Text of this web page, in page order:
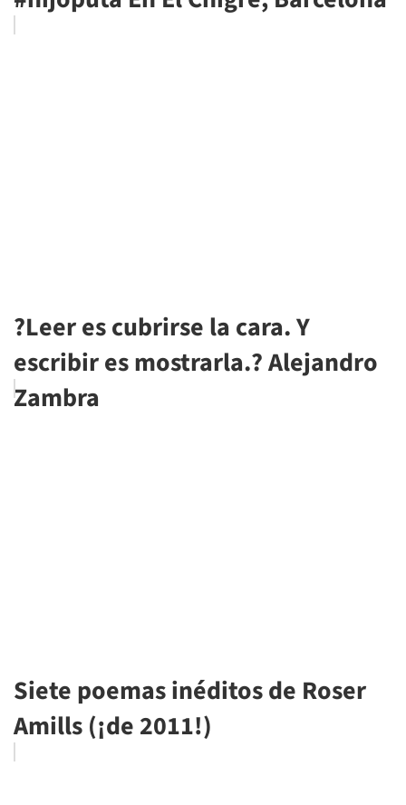
?Leer es cubrirse la cara. Y
escribir es mostrarla.? Alejandro
Zambra
Siete poemas inéditos de Roser
Amills (¡de 2011!)